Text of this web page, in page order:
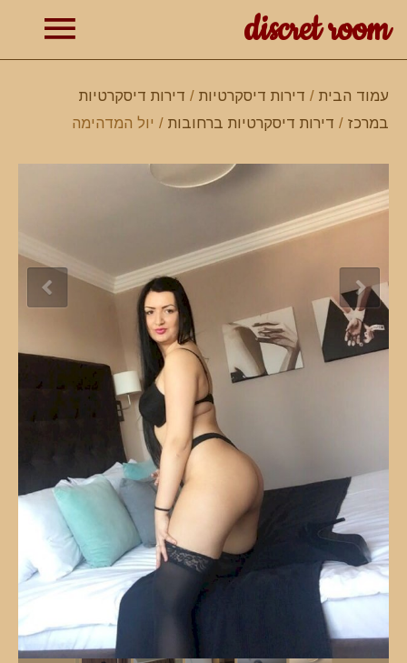
discret room
עמוד הבית / דירות דיסקרטיות / דירות דיסקרטיות
במרכז / דירות דיסקרטיות ברחובות / יול המדהימה